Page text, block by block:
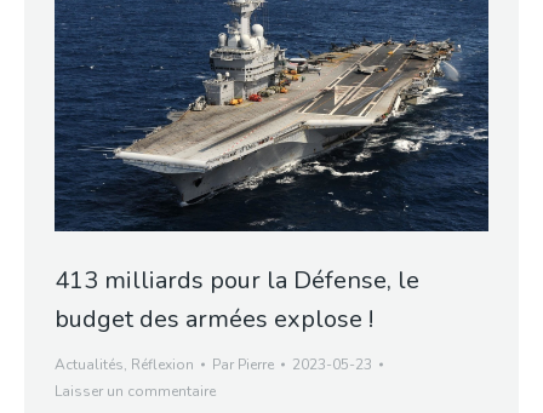
413 milliards pour la Défense, le
budget des armées explose !
Actualités, Réflexion Par Pierre
2023-05-23
Laisser un commentaire